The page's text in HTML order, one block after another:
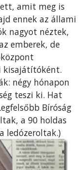
amit meg is
ennek az állami
nagyot néztek,
emberek, de
kisajátítóként.
négy hónapon
teszi ki. Hat
Bíróság
a 90 holdas
ledózeroltak.)